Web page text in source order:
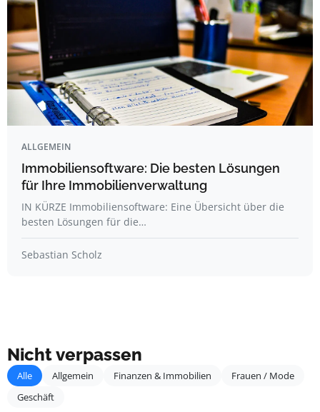
ALLGEMEIN
Immobiliensoftware: Die besten Lösungen
für Ihre Immobilienverwaltung
IN KÜRZE Immobiliensoftware: Eine Übersicht über die
besten Lösungen für die…
Sebastian Scholz
Nicht verpassen
Alle Allgemein Finanzen & Immobilien
Frauen / Mode
Geschäft